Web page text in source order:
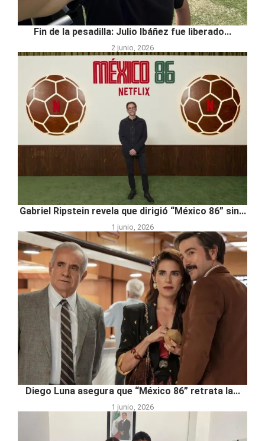
Fin de la pesadilla: Julio Ibáñez fue liberado...
2 junio, 2026
Gabriel Ripstein revela que dirigió “México 86” sin...
1 junio, 2026
Diego Luna asegura que “México 86” retrata la...
1 junio, 2026